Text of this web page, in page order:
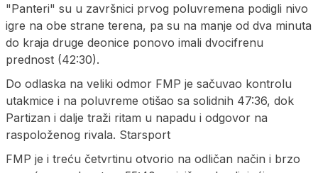
"Panteri" su u završnici prvog poluvremena podigli nivo
igre na obe strane terena, pa su na manje od dva minuta
do kraja druge deonice ponovo imali dvocifrenu
prednost (42:30).
Do odlaska na veliki odmor FMP je sačuvao kontrolu
utakmice i na poluvreme otišao sa solidnih 47:36, dok
Partizan i dalje traži ritam u napadu i odgovor na
raspoloženog rivala. Starsport
FMP je i treću četvrtinu otvorio na odličan način i brzo